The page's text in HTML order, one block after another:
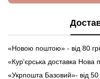
«Новою поштою» - від 80
«Кур'єрська доставка Нова
«Укрпошта Базовий»- від 50